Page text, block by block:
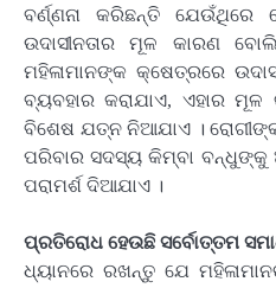
ବର୍ଣ୍ଣନା କରିଛନ୍ତି
ଉଦାସୀନତାର ମୂଳ କାରଣ
ମହିଳାମାନଙ୍କ କ୍ଷେତ୍ରରେ
ବ୍ୟବହାର କରାଯାଏ, ଏହାର ମୂଳ
ବିଶେଷ ଯତ୍ନ ନିଆଯାଏ ।
ପରିବାର ସଦସ୍ୟ କିମ୍ବା ବନ୍ଧୁଙ୍କୁ
ପରାମର୍ଶ ଦିଆଯାଏ ।
ପ୍ରତିରୋଧ ହେଉଛି ସର୍ବୋତ୍ତମ
ଧ୍ୟାନରେ ରଖନ୍ତୁ ଯେ